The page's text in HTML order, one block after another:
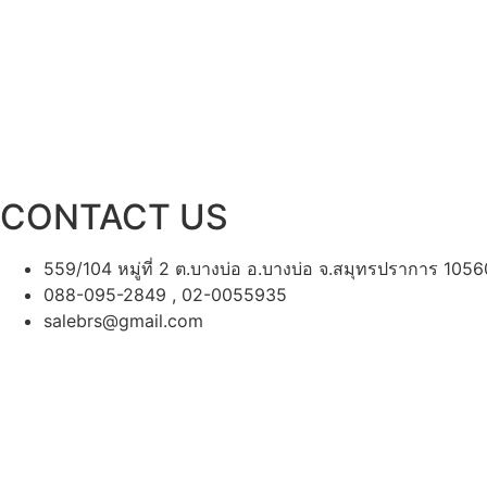
CONTACT US
559/104 หมู่ที่ 2 ต.บางบ่อ อ.บางบ่อ จ.สมุทรปราการ
088-095-2849 , 02-0055935
salebrs@gmail.com